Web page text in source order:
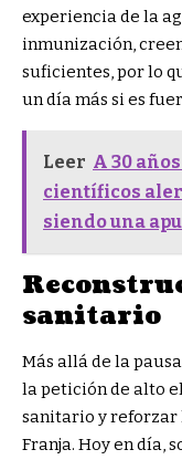
experiencia de la
inmunización,
suficientes, por lo
un día más si es
Leer A 30
científicos
siendo una
sanitario
Más allá de la
la petición de alto
sanitario y reforzar
Franja. Hoy en día,